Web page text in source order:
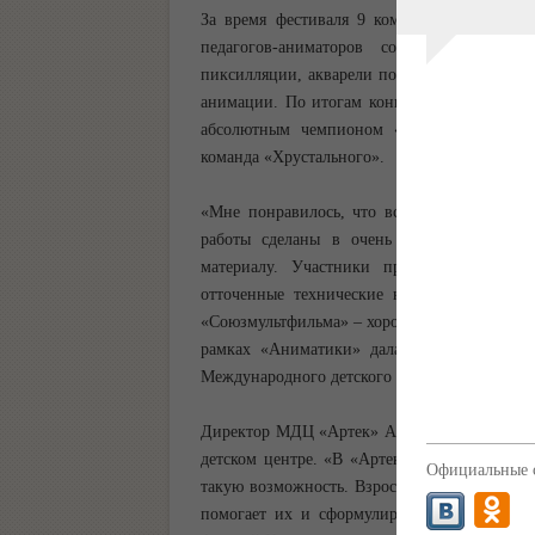
За время фестиваля 9 команд,
педагогов-аниматоров создали
пиксилляции, акварели по стеклу,
анимации. По итогам конкурса приз за
абсолютным чемпионом «Аниматики» и
команда «Хрустального».
«Мне понравилось, что все ребята
работы сделаны в очень разных
материалу. Участники представили
отточенные технические навыки, –
«Союзмультфильма» – хороший способ
рамках «Аниматики» дала нам очень
Международного детского центра
Директор МДЦ «Артек» Алексей Каспржак
детском центре. «В «Артеке» дети сами
такую возможность. Взрослый мир не
помогает их и сформулировать, и
Официальные